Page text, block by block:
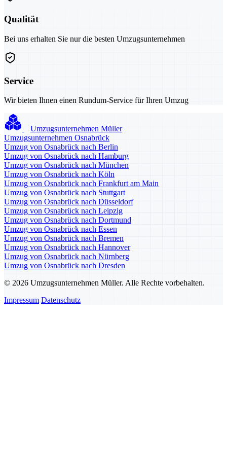
Qualität
Bei uns erhalten Sie nur die besten Umzugsunternehmen
Service
Wir bieten Ihnen einen Rundum-Service für Ihren Umzug
Umzugsunternehmen Müller
Umzugsunternehmen Osnabrück
Umzug von Osnabrück nach Berlin
Umzug von Osnabrück nach Hamburg
Umzug von Osnabrück nach München
Umzug von Osnabrück nach Köln
Umzug von Osnabrück nach Frankfurt am Main
Umzug von Osnabrück nach Stuttgart
Umzug von Osnabrück nach Düsseldorf
Umzug von Osnabrück nach Leipzig
Umzug von Osnabrück nach Dortmund
Umzug von Osnabrück nach Essen
Umzug von Osnabrück nach Bremen
Umzug von Osnabrück nach Hannover
Umzug von Osnabrück nach Nürnberg
Umzug von Osnabrück nach Dresden
© 2026 Umzugsunternehmen Müller. Alle Rechte vorbehalten.
Impressum Datenschutz